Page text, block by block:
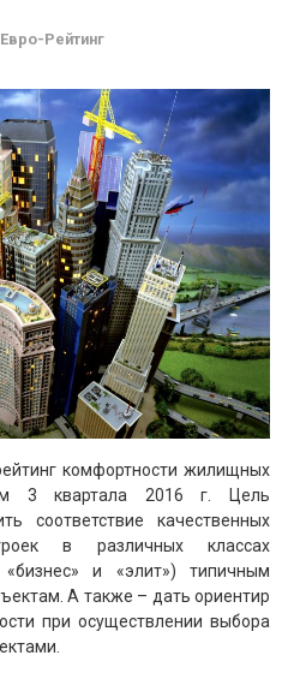
Евро-Рейтинг
комфортности жилищных
3 квартала 2016 г. Цель
соответствие качественных
в различных классах
«бизнес» и «элит») типичным
А также – дать ориентир
при осуществлении выбора